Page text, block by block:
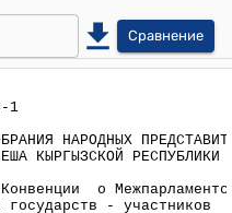
Сравнение